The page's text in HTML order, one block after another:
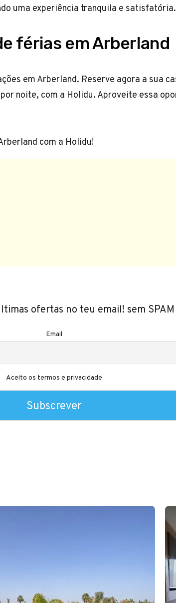
uma experiência tranquila e satisfatória.
férias em Arberland
em Arberland. Reserve agora a sua
noite, com a Holidu. Aproveite essa
com a Holidu!
ofertas no teu email! sem SPAM
Email
Aceito os termos e privacidade